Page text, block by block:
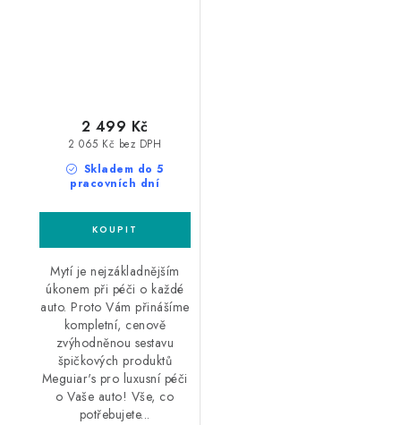
Skladem do 5
pracovních dní
2 065 Kč bez DPH
2 499 Kč
Mytí je nejzákladnějším
úkonem při péči o každé
auto. Proto Vám přinášíme
kompletní, cenově
zvýhodněnou sestavu
špičkových produktů
Meguiar's pro luxusní péči
o Vaše auto! Vše, co
potřebujete...